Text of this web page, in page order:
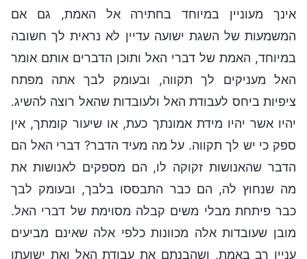
אינך מעוניין במיוחד בחתירה אל האמת, גם אם
המשמעות של השגת ישועה עדיין לא נראית לך חשובה
במיוחד, האמת של דברי האל ותוכן הדברים אותם אומר
האל מעניקים לך תקווה, ובעומק לבך אתה מפתח
ציפיות ביחס לעבודת האל ולעובדות שהאל רוצה להשיג.
יהיו אשר יהיו מידת אמונתך כעת, או שיעור קומתך, אין
ספק כי יש לך תקווה. על מה מעיד הדבר? דברי האל הם
הדבר שהאנושות זקוקה לו, הם מספקים לאנושות את
מה שנחוץ לה, הם כבר התבססו בלבך, ובעומק לבך
כבר פיתחת מבלי משים קבלה מסוימת של דברי האל.
מובן שעובדות אלה מכוונות כלפי אלה שאינם מביעים
עניין רב באמת, ושהבנתם את עבודת האל ואת ישועתו